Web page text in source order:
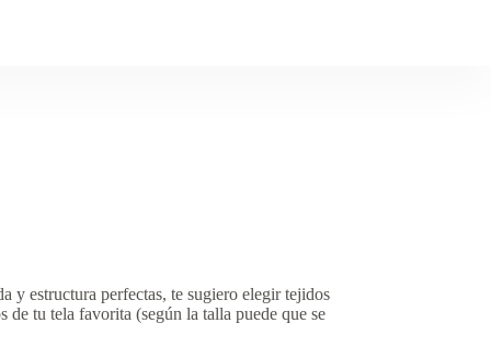
y estructura perfectas, te sugiero elegir tejidos
de tu tela favorita (según la talla puede que se